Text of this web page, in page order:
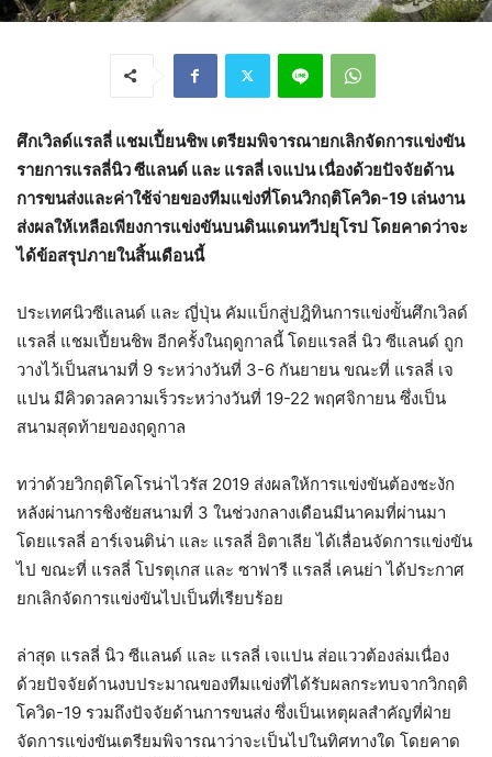
ศึกเวิลด์แรลลี่ แชมเปี้ยนชิพ เตรียมพิจารณายกเลิกจัดการแข่งขัน
รายการแรลลี่นิว ซีแลนด์ และ แรลลี่ เจแปน เนื่องด้วยปัจจัยด้าน
การขนส่งและค่าใช้จ่ายของทีมแข่งที่โดนวิกฤติโควิด-19 เล่นงาน
ส่งผลให้เหลือเพียงการแข่งขันบนดินแดนทวีปยุโรป โดยคาดว่าจะ
ได้ข้อสรุปภายในสิ้นเดือนนี้
ประเทศนิวซีแลนด์ และ ญี่ปุ่น คัมแบ็กสู่ปฎิทินการแข่งขัันศึกเวิลด์
แรลลี่ แชมเปี้ยนชิพ อีกครั้งในฤดูกาลนี้ โดยแรลลี่ นิว ซีแลนด์ ถูก
วางไว้เป็นสนามที่ 9 ระหว่างวันที่ 3-6 กันยายน ขณะที่ แรลลี่ เจ
แปน มีคิวดวลความเร็วระหว่างวันที่ 19-22 พฤศจิกายน ซึ่งเป็น
สนามสุดท้ายของฤดูกาล
ทว่าด้วยวิกฤติโคโรน่าไวรัส 2019 ส่งผลให้การแข่งขันต้องชะงัก
หลังผ่านการชิงชัยสนามที่ 3 ในช่วงกลางเดือนมีนาคมที่ผ่านมา
โดยแรลลี่ อาร์เจนติน่า และ แรลลี่ อิตาเลีย ได้เลื่อนจัดการแข่งขัน
ไป ขณะที่ แรลลี่ โปรตุเกส และ ซาฟารี แรลลี่ เคนย่า ได้ประกาศ
ยกเลิกจัดการแข่งขันไปเป็นที่เรียบร้อย
ล่าสุด แรลลี่ นิว ซีแลนด์ และ แรลลี่ เจแปน ส่อแววต้องล่มเนื่อง
ด้วยปัจจัยด้านงบประมาณของทีมแข่งที่ได้รับผลกระทบจากวิกฤติ
โควิด-19 รวมถึงปัจจัยด้านการขนส่ง ซึ่งเป็นเหตุผลสำคัญที่ฝ่าย
จัดการแข่งขันเตรียมพิจารณาว่าจะเป็นไปในทิศทางใด โดยคาด